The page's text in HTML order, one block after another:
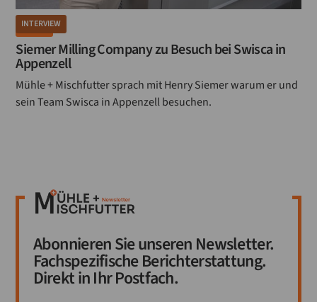
INTERVIEW
MÜHLE
Siemer Milling Company zu Besuch bei Swisca in
Appenzell
Mühle + Mischfutter sprach mit Henry Siemer warum er und
sein Team Swisca in Appenzell besuchen.
Abonnieren Sie unseren Newsletter.
Fachspezifische Berichterstattung.
Direkt in Ihr Postfach.